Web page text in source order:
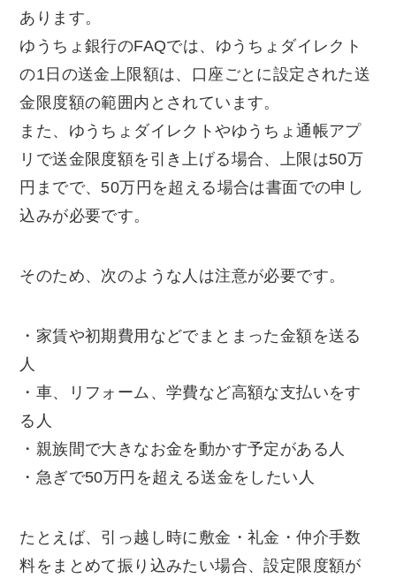
あります。
ゆうちょ銀行のFAQでは、ゆうちょダイレクト
の1日の送金上限額は、口座ごとに設定された送
金限度額の範囲内とされています。
また、ゆうちょダイレクトやゆうちょ通帳アプ
リで送金限度額を引き上げる場合、上限は50万
円までで、50万円を超える場合は書面での申し
込みが必要です。
そのため、次のような人は注意が必要です。
・家賃や初期費用などでまとまった金額を送る
人
・車、リフォーム、学費など高額な支払いをす
る人
・親族間で大きなお金を動かす予定がある人
・急ぎで50万円を超える送金をしたい人
たとえば、引っ越し時に敷金・礼金・仲介手数
料をまとめて振り込みたい場合、設定限度額が